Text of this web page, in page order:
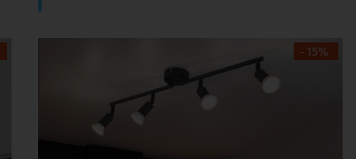
- 15%